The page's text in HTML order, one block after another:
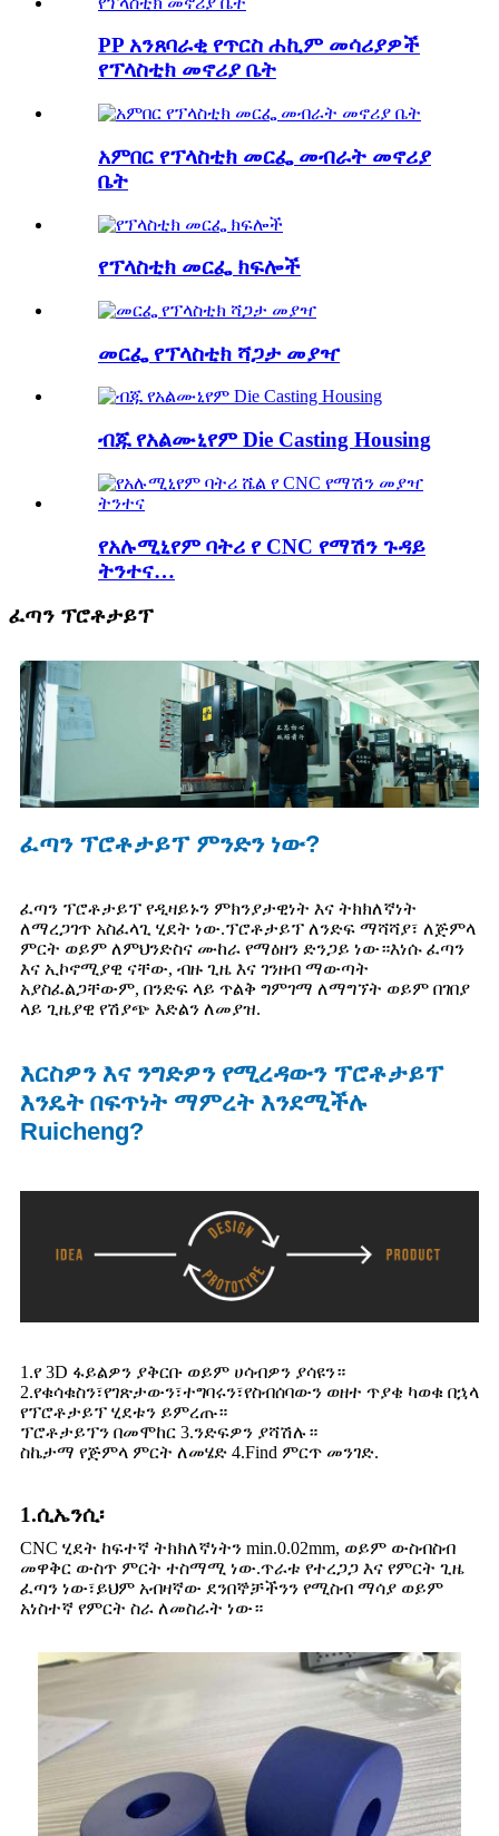
PP አንጸባራቂ የጥርስ ሐኪም መሳሪያዎች
የፕላስቲክ መኖሪያ ቤት
አምበር የፕላስቲክ መርፌ መብራት መኖሪያ
ቤት
የፕላስቲክ መርፌ ክፍሎች
መርፌ የፕላስቲክ ሻጋታ መያዣ
ብጁ የአልሙኒየም Die Casting Housing
የአሉሚኒየም ባትሪ የ CNC የማሽን ጉዳይ
ትንተና…
ፈጣን ፕሮቶታይፕ
ፈጣን ፕሮቶታይፕ ምንድን ነው?
ፈጣን ፕሮቶታይፕ የዲዛይኑን ምክንያታዊነት እና ትክክለኛነት
ለማረጋገጥ አስፈላጊ ሂደት ነው.ፕሮቶታይፕ ለንድፍ ማሻሻያ፣ ለጅምላ
ምርት ወይም ለምህንድስና ሙከራ የማዕዘን ድንጋይ ነው።እነሱ ፈጣን
እና ኢኮኖሚያዊ ናቸው, ብዙ ጊዜ እና ገንዘብ ማውጣት
አያስፈልጋቸውም, በንድፍ ላይ ጥልቅ ግምገማ ለማግኘት ወይም በገበያ
ላይ ጊዜያዊ የሽያጭ እድልን ለመያዝ.
እርስዎን እና ንግድዎን የሚረዳውን ፕሮቶታይፕ
እንዴት በፍጥነት ማምረት እንደሚችሉ
Ruicheng?
1.የ 3D ፋይልዎን ያቅርቡ ወይም ሀሳብዎን ያሳዩን።
2.የቁሳቁስን፣የገጽታውን፣ተግባሩን፣የስብሰባውን ወዘተ ጥያቄ ካወቁ በኋላ
የፕሮቶታይፕ ሂደቱን ይምረጡ።
ፕሮቶታይፕን በመሞከር 3.ንድፍዎን ያሻሽሉ።
ስኬታማ የጅምላ ምርት ለመሄድ 4.Find ምርጥ መንገድ.
1.ሲኤንሲ፡
CNC ሂደት ከፍተኛ ትክክለኛነትን min.0.02mm, ወይም ውስብስብ
መዋቅር ውስጥ ምርት ተስማሚ ነው.ጥራቱ የተረጋጋ እና የምርት ጊዜ
ፈጣን ነው፣ይህም አብዛኛው ደንበኞቻችንን የሚስብ ማሳያ ወይም
አነስተኛ የምርት ስራ ለመስራት ነው።